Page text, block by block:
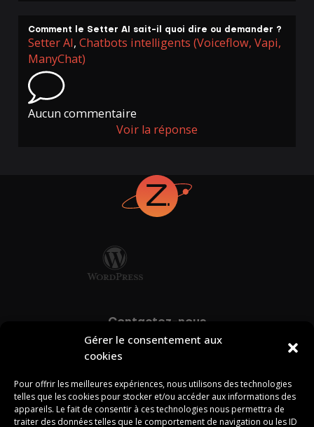
Gérer le consentement aux
cookies
Pour offrir les meilleures expériences, nous utilisons des technologies
telles que les cookies pour stocker et/ou accéder aux informations des
appareils. Le fait de consentir à ces technologies nous permettra de
traiter des données telles que le comportement de navigation ou les ID
Comment le Setter AI sait-il quoi dire ou demander ?
Setter AI, Chatbots intelligents (Voiceflow, Vapi,
ManyChat)
Aucun commentaire
Voir la réponse
Contactez-nous
Naviguez